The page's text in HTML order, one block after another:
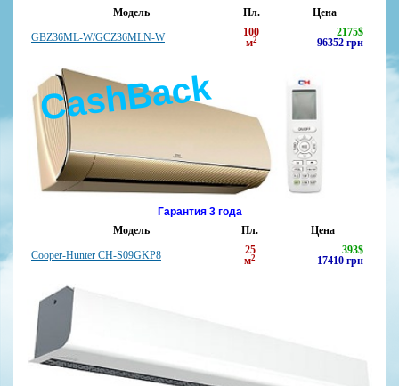
Модель Пл.
Цена
GBZ36ML-W/GCZ36MLN-W
100
м2
2175$
96352 грн
CashBack
Гарантия 3 года
Модель
Пл.
Цена
Cooper-Hunter CH-S09GKP8
25
м2
393$
17410 грн